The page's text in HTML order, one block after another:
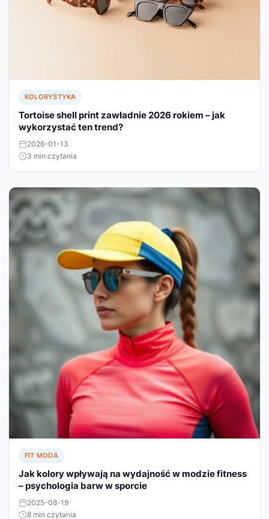
KOLORYSTYKA
Tortoise shell print zawładnie 2026 rokiem – jak
wykorzystać ten trend?
2026-01-13
3 min czytania
FIT MODA
Jak kolory wpływają na wydajność w modzie fitness
– psychologia barw w sporcie
2025-08-19
8 min czytania